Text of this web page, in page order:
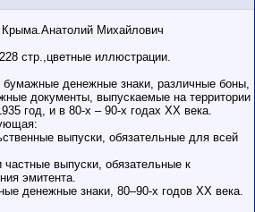
Крыма.Анатолий Михайлович
стр.,цветные иллюстрации.
бумажные денежные знаки, различные боны,
документы, выпускаемые на территории
год, и в 80-х – 90-х годах ХХ века.
выпуски, обязательные для всей
выпуски, обязательные к
эмитента.
денежные знаки, 80–90-х годов ХХ века.